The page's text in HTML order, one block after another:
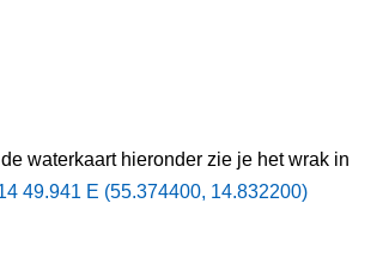
waterkaart hieronder zie je het wrak in
49.941 E (55.374400, 14.832200)